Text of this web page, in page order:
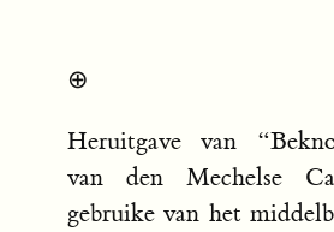
⊕
Heruitgave van
van den Mechelse
gebruike van het